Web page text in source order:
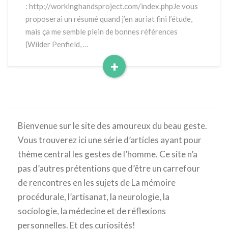
: http://workinghandsproject.com/index.phpJe vous
proposerai un résumé quand j’en auriat fini l’étude,
mais ça me semble plein de bonnes références
(Wilder Penfield, …
+
Read
Bienvenue sur le site des amoureux du beau geste.
Vous trouverez ici une série d’articles ayant pour
thème central les gestes de l’homme. Ce site n’a
pas d’autres prétentions que d’être un carrefour
de rencontres en les sujets de La mémoire
procédurale, l’artisanat, la neurologie, la
sociologie, la médecine et de réflexions
personnelles. Et des curiosités!